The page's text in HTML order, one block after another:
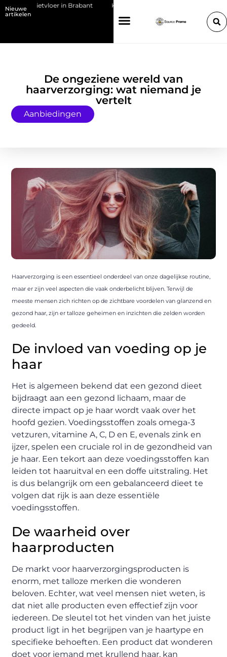
Nieuwe
artikelen
gietvloer in Brabant Kies de juiste HP toner voor jouw printer
De ongeziene wereld van
haarverzorging: wat niemand je
vertelt
Aanbiedingen
Haarverzorging is een essentieel onderdeel van onze dagelijkse routine,
maar er zijn veel aspecten die vaak onderbelicht blijven. Terwijl de
meeste mensen zich richten op de zichtbare voordelen van glanzend en
gezond haar, zijn er talloze geheimen en inzichten die zelden worden
gedeeld.
De invloed van voeding op je
haar
Het is algemeen bekend dat een gezond dieet
bijdraagt aan een gezond lichaam, maar de
directe impact op je haar wordt vaak over het
hoofd gezien. Voedingsstoffen zoals omega-3
vetzuren, vitamine A, C, D en E, evenals zink en
ijzer, spelen een cruciale rol in de gezondheid van
je haar. Een tekort aan deze voedingsstoffen kan
leiden tot haaruitval en een doffe uitstraling. Het
is dus belangrijk om een gebalanceerd dieet te
volgen dat rijk is aan deze essentiële
voedingsstoffen.
De waarheid over
haarproducten
De markt voor haarverzorgingsproducten is
enorm, met talloze merken die wonderen
beloven. Echter, wat veel mensen niet weten, is
dat niet alle producten even effectief zijn voor
iedereen. De sleutel tot het vinden van het juiste
product ligt in het begrijpen van je haartype en
specifieke behoeften. Een product dat wonderen
doet voor iemand met krullend haar, kan